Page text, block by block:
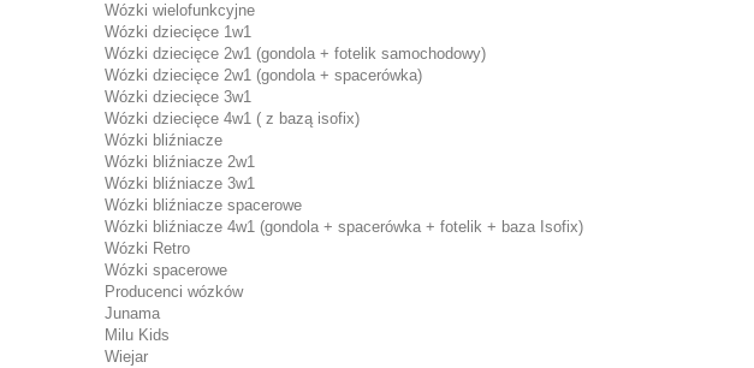
Wózki wielofunkcyjne
Wózki dziecięce 1w1
Wózki dziecięce 2w1 (gondola + fotelik samochodowy)
Wózki dziecięce 2w1 (gondola + spacerówka)
Wózki dziecięce 3w1
Wózki dziecięce 4w1 ( z bazą isofix)
Wózki bliźniacze
Wózki bliźniacze 2w1
Wózki bliźniacze 3w1
Wózki bliźniacze spacerowe
Wózki bliźniacze 4w1 (gondola + spacerówka + fotelik + baza Isofix)
Wózki Retro
Wózki spacerowe
Producenci wózków
Junama
Milu Kids
Wiejar